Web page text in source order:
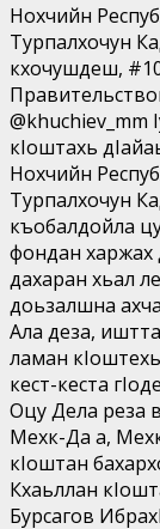
Нохчийн
Турпалхочун
кхочушдеш,
@khuchiev_mm
кIоштахь
Нохчийн
Турпалхочун
къобалдойла
фондан харжах
дахаран хьал
доьзалшна
Ала деза,
ламан
кест-кеста
Оцу Дела реза
Мехк-Да а,
кIоштан
Кхаьллан
Бурсагов